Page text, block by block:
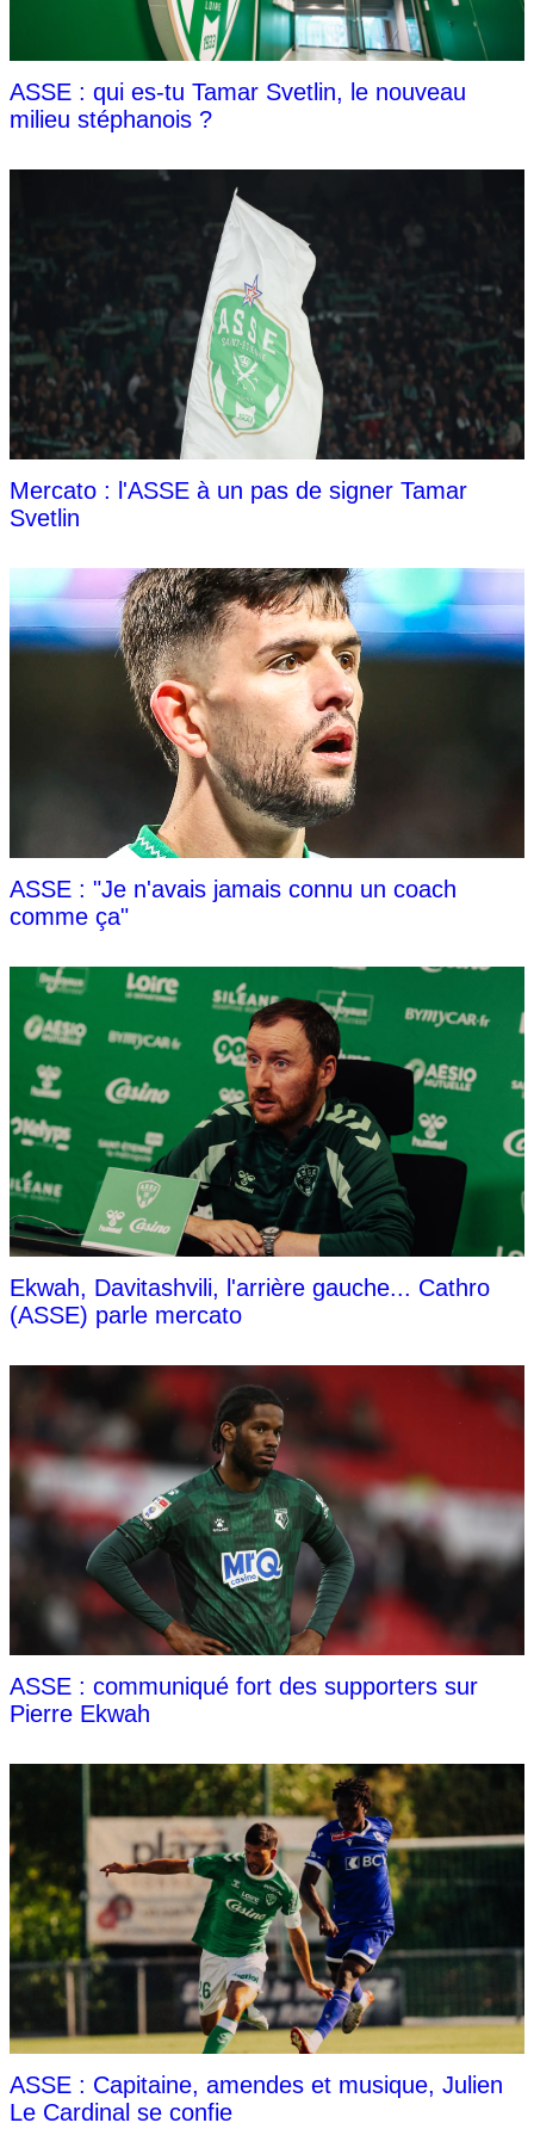
ASSE : qui es-tu Tamar Svetlin, le nouveau
milieu stéphanois ?
Mercato : l'ASSE à un pas de signer Tamar
Svetlin
ASSE : "Je n'avais jamais connu un coach
comme ça"
Ekwah, Davitashvili, l'arrière gauche... Cathro
(ASSE) parle mercato
ASSE : communiqué fort des supporters sur
Pierre Ekwah
ASSE : Capitaine, amendes et musique, Julien
Le Cardinal se confie